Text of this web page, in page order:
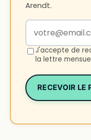
Arendt.
Votre adresse
J'accepte de
la lettre
RECEVOIR LE